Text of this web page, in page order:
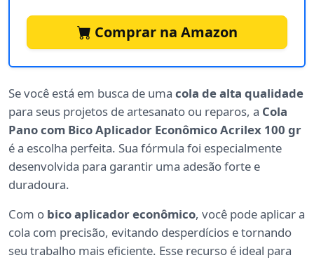
Comprar na Amazon
Se você está em busca de uma cola de alta qualidade
para seus projetos de artesanato ou reparos, a Cola
Pano com Bico Aplicador Econômico Acrilex 100 gr
é a escolha perfeita. Sua fórmula foi especialmente
desenvolvida para garantir uma adesão forte e
duradoura.
Com o bico aplicador econômico, você pode aplicar a
cola com precisão, evitando desperdícios e tornando
seu trabalho mais eficiente. Esse recurso é ideal para